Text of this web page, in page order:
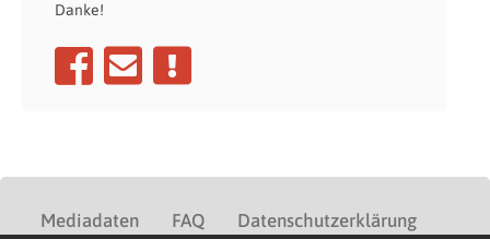
Danke!
Mediadaten FAQ Datenschutzerklärung